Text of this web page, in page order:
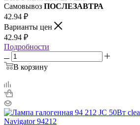
Самовывоз ПОСЛЕЗАВТРА
42.94 ₽
Варианты цен
42.94 ₽
Подробности
В корзину